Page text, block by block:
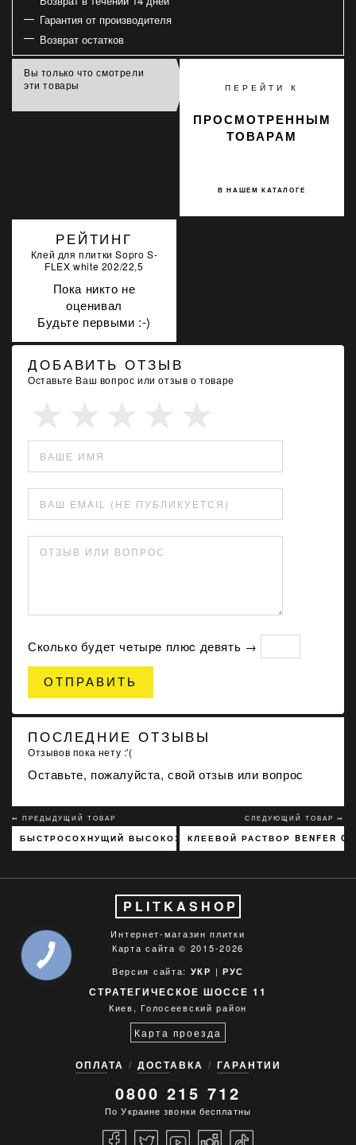
Гарантия от производителя
Возврат остатков
Вы только что смотрели
эти товары
ПЕРЕЙТИ К
В НАШЕМ КАТАЛОГЕ
ПРОСМОТРЕННЫМ
ТОВАРАМ
РЕЙТИНГ
Клей для плитки Sopro S-
FLEX white 202/22,5
Пока никто не
оценивал
Будьте первыми :-)
ДОБАВИТЬ ОТЗЫВ
Оставьте Ваш вопрос или отзыв о товаре
ВАШЕ ИМЯ
ВАШ EMAIL (НЕ ПУБЛИКУЕТСЯ)
ОТЗЫВ ИЛИ ВОПРОС
Сколько будет чeтырe плюc девять →
ОТПРАВИТЬ
ПОСЛЕДНИЕ ОТЗЫВЫ
Отзывов пока нету :'(
Оставьте, пожалуйста, свой отзыв или вопрос
↢ ПРЕДЫДУЩИЙ ТОВАР
БЫСТРОСОХНУЩИЙ ВЫСОКОЭЛАСТИЧНЫЙ КЛЕЙ SOPRO FKM
СЛЕДУЮЩИЙ ТОВАР ↣
КЛЕЕВОЙ РАСТВОР BENFER
PLITKASHOP
Интернет-магазин плитки
Карта сайта © 2015-2026
Версия сайта: УКР | РУС
СТРАТЕГИЧЕСКОЕ ШОССЕ 11
Киев, Голосеевский район
Карта проезда
ОПЛАТА ДОСТАВКА ГАРАНТИИ
0800 215 712
По Украине звонки бесплатны